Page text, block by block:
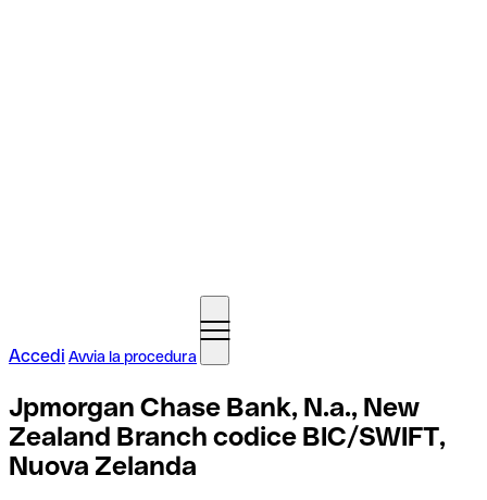
Accedi Avvia la procedura
Jpmorgan Chase Bank, N.a., New
Zealand Branch codice BIC/SWIFT,
Nuova Zelanda